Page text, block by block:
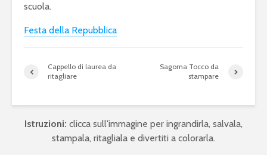
scuola.
Festa della Repubblica
Cappello di laurea da
ritagliare
Sagoma Tocco da
stampare
Istruzioni: clicca sull'immagine per ingrandirla, salvala,
stampala, ritagliala e divertiti a colorarla.